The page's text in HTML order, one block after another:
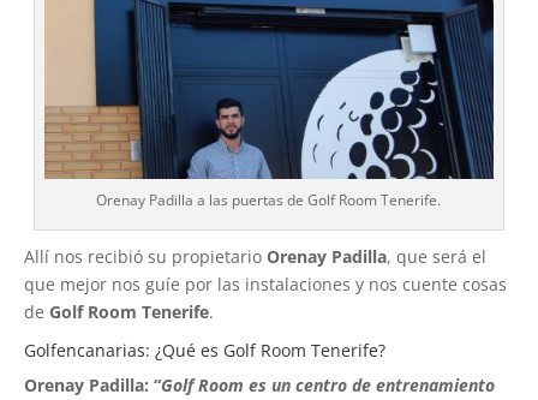
Orenay Padilla a las puertas de Golf Room Tenerife.
Allí nos recibió su propietario Orenay Padilla, que será el
que mejor nos guíe por las instalaciones y nos cuente cosas
de Golf Room Tenerife.
Golfencanarias: ¿Qué es Golf Room Tenerife?
Orenay Padilla: “Golf Room es un centro de entrenamiento